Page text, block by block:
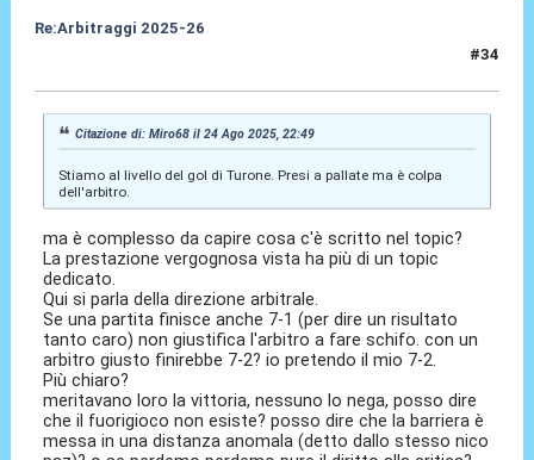
Re:Arbitraggi 2025-26
#34
Citazione di: Miro68 il 24 Ago 2025, 22:49
Stiamo al livello del gol di Turone. Presi a pallate ma è colpa
dell'arbitro.
ma è complesso da capire cosa c'è scritto nel topic?
La prestazione vergognosa vista ha più di un topic
dedicato.
Qui si parla della direzione arbitrale.
Se una partita finisce anche 7-1 (per dire un risultato
tanto caro) non giustifica l'arbitro a fare schifo. con un
arbitro giusto finirebbe 7-2? io pretendo il mio 7-2.
Più chiaro?
meritavano loro la vittoria, nessuno lo nega, posso dire
che il fuorigioco non esiste? posso dire che la barriera è
messa in una distanza anomala (detto dallo stesso nico